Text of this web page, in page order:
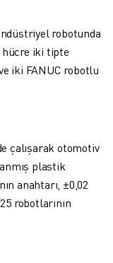
robotunda
iki tipte
iki FANUC robotlu
çalışarak otomotiv
plastik
anahtarı, ±0,02
robotlarının